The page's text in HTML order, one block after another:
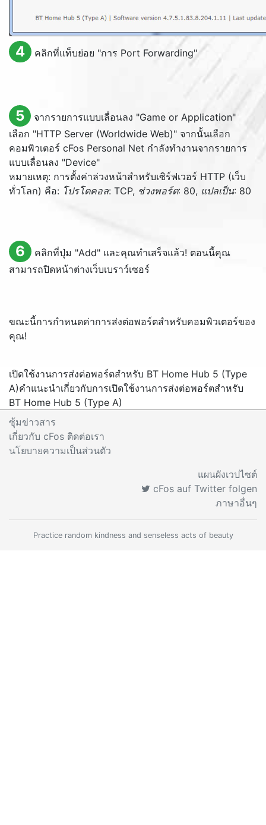
4 คลิกที่แท็บย่อย "การ Port Forwarding"
5 จากรายการแบบเลื่อนลง "Game or Application"
เลือก "HTTP Server (Worldwide Web)" จากนั้นเลือก
คอมพิวเตอร์ cFos Personal Net กำลังทำงานจากรายการ
แบบเลื่อนลง "Device"
หมายเหตุ: การตั้งค่าล่วงหน้าสำหรับเซิร์ฟเวอร์ HTTP (เว็บ
ทั่วโลก) คือ: โปรโตคอล: TCP, ช่วงพอร์ต: 80, แปลเป็น: 80
6 คลิกที่ปุ่ม "Add" และคุณทำเสร็จแล้ว! ตอนนี้คุณ
สามารถปิดหน้าต่างเว็บเบราว์เซอร์
ขณะนี้การกำหนดค่าการส่งต่อพอร์ตสำหรับคอมพิวเตอร์ของ
คุณ!
เปิดใช้งานการส่งต่อพอร์ตสำหรับ BT Home Hub 5 (Type
A)คำแนะนำเกี่ยวกับการเปิดใช้งานการส่งต่อพอร์ตสำหรับ
BT Home Hub 5 (Type A)
ซุ้มข่าวสาร
เกี่ยวกับ cFos ติดต่อเรา
นโยบายความเป็นส่วนตัว
แผนผังเวปไซต์
cFos auf Twitter folgen
ภาษาอื่นๆ
Practice random kindness and senseless acts of beauty